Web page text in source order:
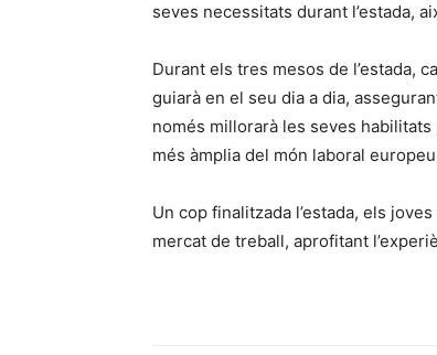
seves necessitats durant l’estada,
Durant els tres mesos de l’estada,
guiarà en el seu dia a dia,
només millorarà les seves
més àmplia del món laboral
Un cop finalitzada l’estada, els
mercat de treball, aprofitant